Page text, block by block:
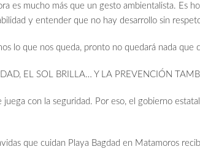
es mucho más que un gesto ambientalista. Es
y entender que no hay desarrollo sin
lo que nos queda, pronto no quedará nada que
EL SOL BRILLA… Y LA PREVENCIÓN
juega con la seguridad. Por eso, el gobierno
que cuidan Playa Bagdad en Matamoros